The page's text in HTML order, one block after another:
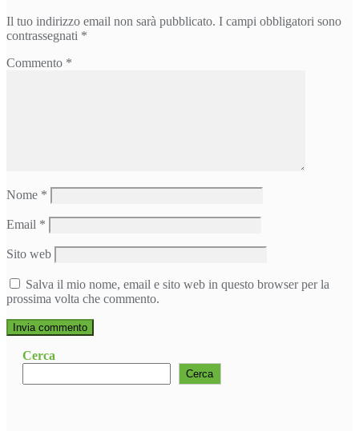
Il tuo indirizzo email non sarà pubblicato. I campi obbligatori sono
contrassegnati *
Commento *
Nome *
Email *
Sito web
Salva il mio nome, email e sito web in questo browser per la
prossima volta che commento.
Cerca
Cerca